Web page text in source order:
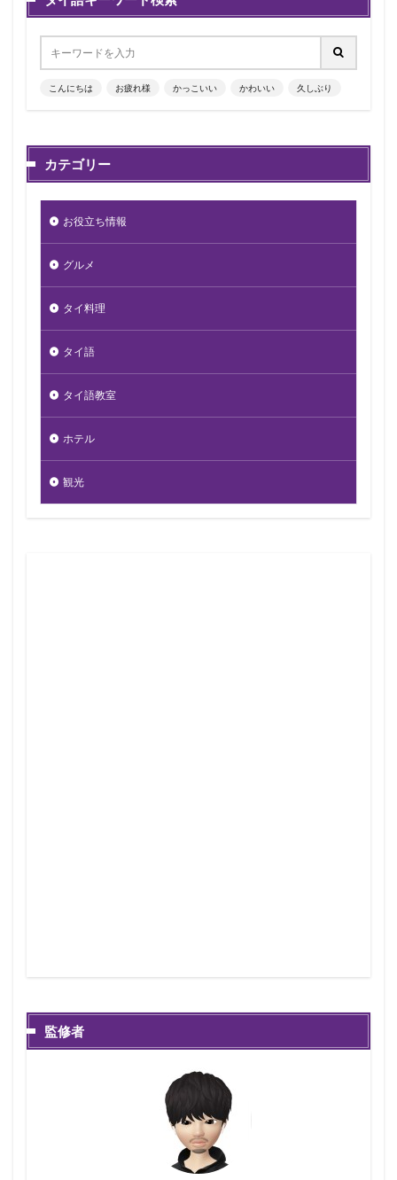
こんにちは お疲れ様 かっこいい かわいい 久しぶり
カテゴリー
お役立ち情報
グルメ
タイ料理
タイ語
タイ語教室
ホテル
観光
監修者